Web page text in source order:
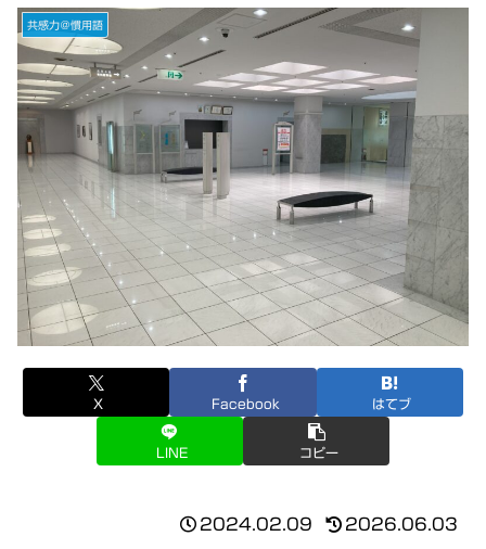
共感力＠慣用語
X Facebook はてブ
LINE コピー
2024.02.09 2026.06.03